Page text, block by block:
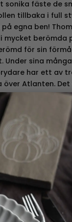
sonika fäste de
tillbaka i full
egna ben!
mycket berömda
för sin
Under sina
har ett av
Atlanten.
som första
på resan. Detta
i Vita Huset,
Hon
som sin
både lycka och
lyckotrollen
med dig på en
16 Lyckotroll,